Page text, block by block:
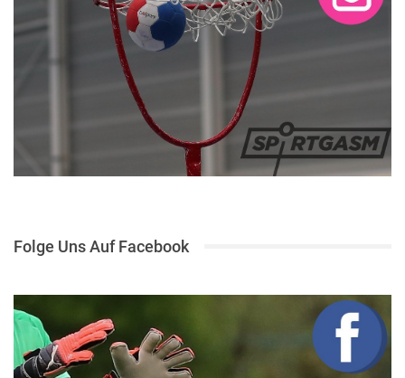
Folge Uns Auf Facebook